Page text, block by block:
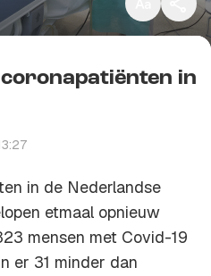
Kopieer link
in
in de Nederlandse
etmaal opnieuw
mensen met Covid-19
er 31 minder dan